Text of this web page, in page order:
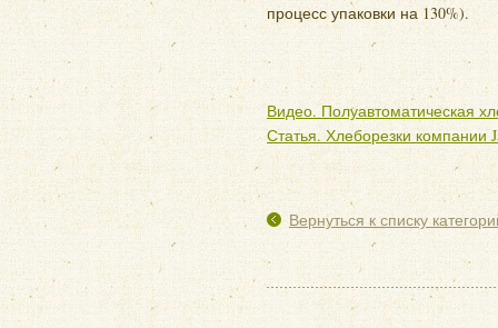
процесс упаковки на 130%).
Видео. Полуавтоматическая
Статья. Хлеборезки
Вернуться к списку